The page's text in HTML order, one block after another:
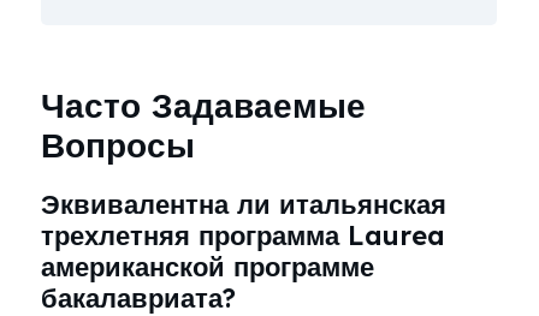
Часто Задаваемые
Вопросы
Эквивалентна ли итальянская
трехлетняя программа Laurea
американской программе
бакалавриата?